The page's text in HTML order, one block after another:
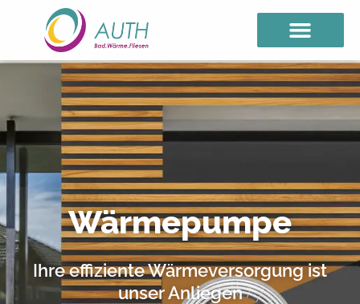
Wärmepumpe
Ihre effiziente Wärmeversorgung ist
unser Anliegen